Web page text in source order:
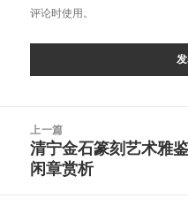
评论时使用。
上一篇
上
篇
清宁金石篆刻艺术雅
闲章赏析